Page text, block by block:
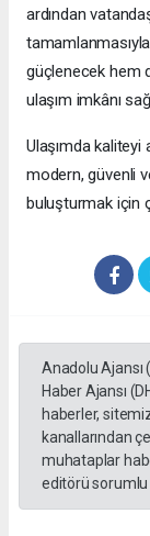
ardından
güçlenecek hem
ulaşım imkânı
Ulaşımda kaliteyi
modern, güvenli
buluşturmak için
Anadolu Ajansı
Haber Ajansı
haberler,
kanallarından
muhataplar
editörü sorumlu